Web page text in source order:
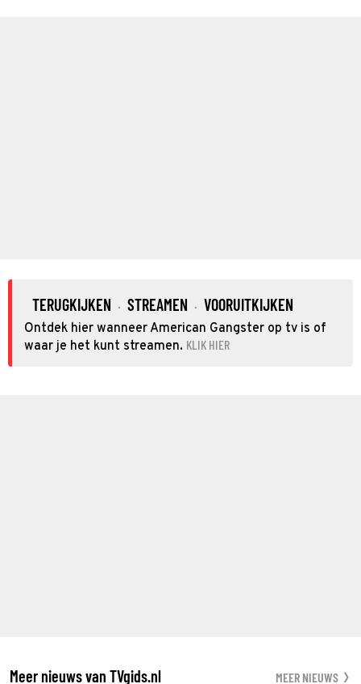
TERUGKIJKEN · STREAMEN · VOORUITKIJKEN
Ontdek hier wanneer American Gangster op tv is of
waar je het kunt streamen. KLIK HIER
Meer nieuws van TVgids.nl MEER NIEUWS